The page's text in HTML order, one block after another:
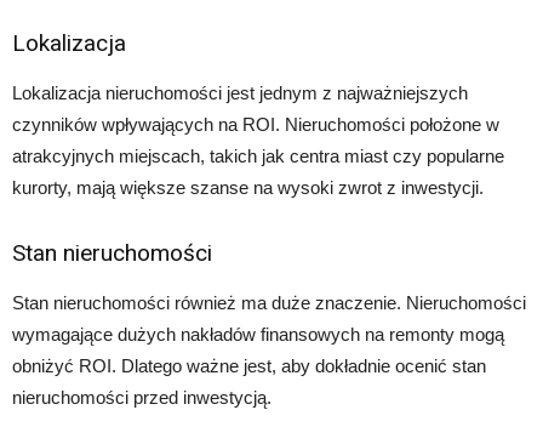
Lokalizacja
Lokalizacja nieruchomości jest jednym z najważniejszych
czynników wpływających na ROI. Nieruchomości położone w
atrakcyjnych miejscach, takich jak centra miast czy popularne
kurorty, mają większe szanse na wysoki zwrot z inwestycji.
Stan nieruchomości
Stan nieruchomości również ma duże znaczenie. Nieruchomości
wymagające dużych nakładów finansowych na remonty mogą
obniżyć ROI. Dlatego ważne jest, aby dokładnie ocenić stan
nieruchomości przed inwestycją.